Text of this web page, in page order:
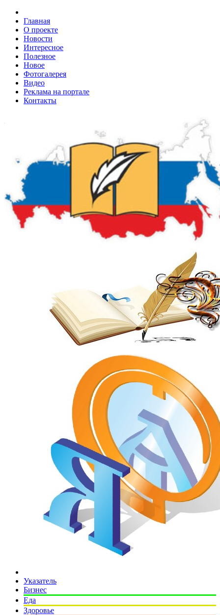
Главная
О проекте
Новости
Интересное
Полезное
Новое
Фотогалерея
Видео
Реклама на портале
Контакты
Указатель
Бизнес
Еда
Здоровье